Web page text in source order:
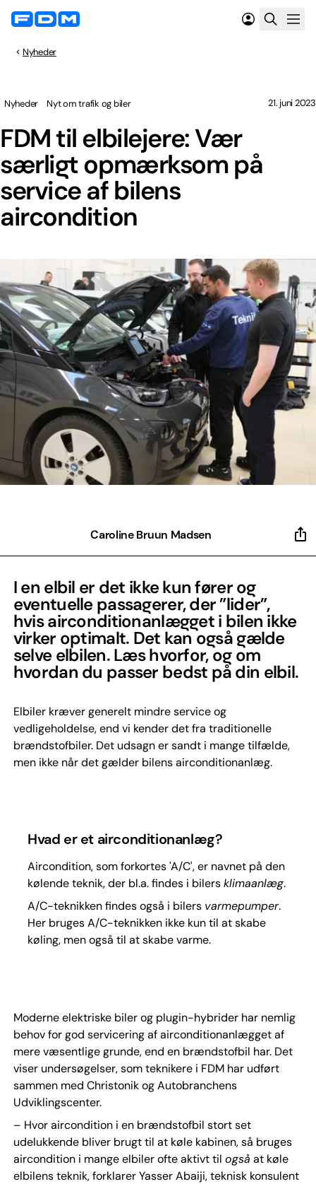
Nyheder
FDM til elbilejere: Vær
særligt opmærksom på
service af bilens
aircondition
Nyheder Nyt om trafik og biler 21. juni 2023
Caroline Bruun Madsen
I en elbil er det ikke kun fører og
eventuelle passagerer, der ”lider”,
hvis airconditionanlægget i bilen ikke
virker optimalt. Det kan også gælde
selve elbilen. Læs hvorfor, og om
hvordan du passer bedst på din elbil.
Elbiler kræver generelt mindre service og
vedligeholdelse, end vi kender det fra traditionelle
brændstofbiler. Det udsagn er sandt i mange tilfælde,
men ikke når det gælder bilens airconditionanlæg.
Hvad er et airconditionanlæg?
Aircondition, som forkortes 'A/C', er navnet på den
kølende teknik, der bl.a. findes i bilersklimaanlæg.
A/C-teknikken findes også i bilers varmepumper.
Her bruges A/C-teknikken ikke kun til at skabe
køling, men også til at skabe varme.
Moderne elektriske biler og plugin-hybrider har nemlig
behov for god servicering af airconditionanlægget af
mere væsentlige grunde, end en brændstofbil har. Det
viser undersøgelser, som teknikere i FDM har udført
sammen med Christonik og Autobranchens
Udviklingscenter.
– Hvor aircondition i en brændstofbil stort set
udelukkende bliver brugt til at køle kabinen, så bruges
aircondition i mange elbiler ofte aktivt til også at køle
elbilens teknik, forklarer Yasser Abaiji, teknisk konsulent